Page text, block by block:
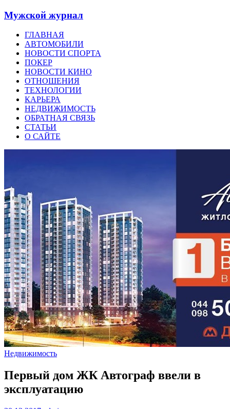
Мужской журнал
ГЛАВНАЯ
АВТОМОБИЛИ
НОВОСТИ СПОРТА
ПОКЕР
НОВОСТИ КИНО
ОТНОШЕНИЯ
ТЕХНОЛОГИИ
КАРЬЕРА
НЕДВИЖИМОСТЬ
ОБРАТНАЯ СВЯЗЬ
СТАТЬИ
О САЙТЕ
Недвижимость
Первый дом ЖК Автограф ввели в
эксплуатацию